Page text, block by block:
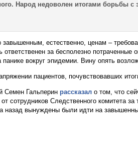
Народ недоволен итогами борьбы
естественно, ценам –
за бесполезно потраченные
вокруг эпидемии. Вину опять
пациентов, почувствовавших
Семен Гальперинрассказал о том, что
сотрудников Следственного комитета
назад вынуждены были идти на